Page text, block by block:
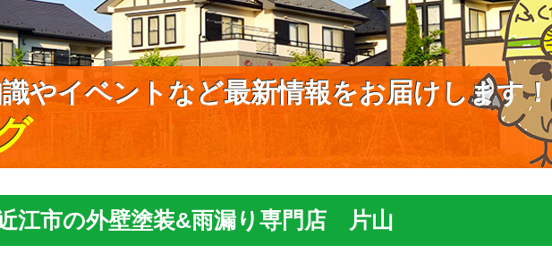
やイベントなど最新情報をお届けします！
江市の外壁塗装&雨漏り専門店 片山